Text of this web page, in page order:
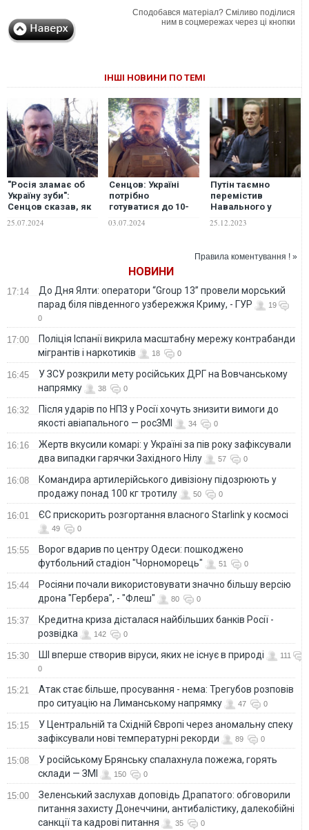
Сподобався матеріал? Сміливо поділися
ним в соцмережах через ці кнопки
ІНШІ НОВИНИ ПО ТЕМІ
"Росія зламає об
Україну зуби":
Сенцов сказав, як
війна
25.07.2024
Сенцов: Україні
потрібно
готуватися до 10-
03.07.2024
Путін таємно
перемістив
Навального у
колись тримали
25.12.2023
Правила коментування ! »
НОВИНИ
17:14
До Дня Ялти: оператори “Group 13” провели морський
парад біля південного узбережжя Криму, - ГУР
19
0
17:00
Поліція Іспанії викрила масштабну мережу контрабанди
мігрантів і наркотиків
18 0
16:45
У ЗСУ розкрили мету російських ДРГ на Вовчанському
напрямку
38 0
16:32
Після ударів по НПЗ у Росії хочуть знизити вимоги до
якості авіапального — росЗМІ
34 0
16:16
Жертв вкусили комарі: у Україні за пів року зафіксували
два випадки гарячки Західного Нілу
57 0
16:08
Командира артилерійського дивізіону підозрюють у
продажу понад 100 кг тротилу
50 0
16:01 ЄС прискорить розгортання власного Starlink у космосі
49 0
15:55
Ворог вдарив по центру Одеси: пошкоджено
футбольний стадіон "Чорноморець"
51 0
15:44
Росіяни почали використовувати значно більшу версію
дрона "Гербера", - "Флеш"
80 0
15:37
Кредитна криза дісталася найбільших банків Росії -
розвідка
142 0
15:30 ШІ вперше створив віруси, яких не існує в природі
111
0
15:21
Атак стає більше, просування - нема: Трегубов розповів
про ситуацію на Лиманському напрямку
47 0
15:15
У Центральній та Східній Європі через аномальну спеку
зафіксували нові температурні рекорди
89 0
15:08
У російському Брянську спалахнула пожежа, горять
склади — ЗМІ
150 0
15:00
Зеленський заслухав доповідь Драпатого: обговорили
питання захисту Донеччини, антибалістику, далекобійні
санкції та кадрові питання
35 0